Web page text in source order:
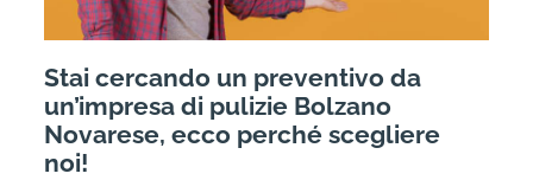
Stai cercando un preventivo da
un’impresa di pulizie Bolzano
Novarese, ecco perché scegliere
noi!